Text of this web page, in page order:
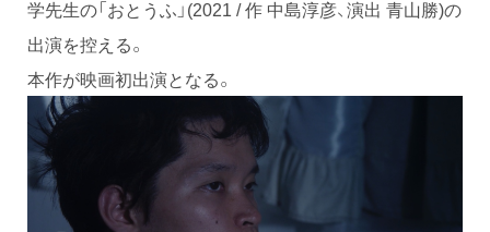
学先生の「おとうふ」(2021 / 作 中島淳彦、演出 青山勝)の
出演を控える。
本作が映画初出演となる。